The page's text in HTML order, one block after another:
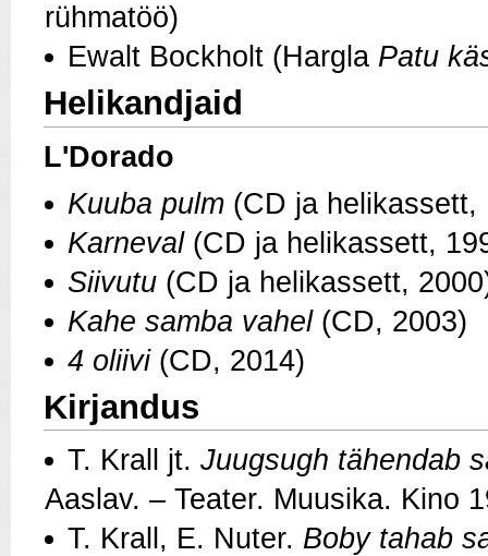
rühmatöö)
Ewalt Bockholt (Hargla Patu
Helikandjaid
L'Dorado
Kuuba pulm (CD ja helikassett,
Karneval (CD ja helikassett,
Siivutu (CD ja helikassett,
Kahe samba vahel (CD, 2003)
4 oliivi (CD, 2014)
Kirjandus
T. Krall jt. Juugsugh tähendab
Aaslav. – Teater. Muusika. Kino
T. Krall, E. Nuter. Boby tahab